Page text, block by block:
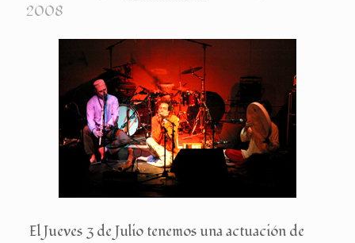
2008
El Jueves 3 de Julio tenemos una actuación de